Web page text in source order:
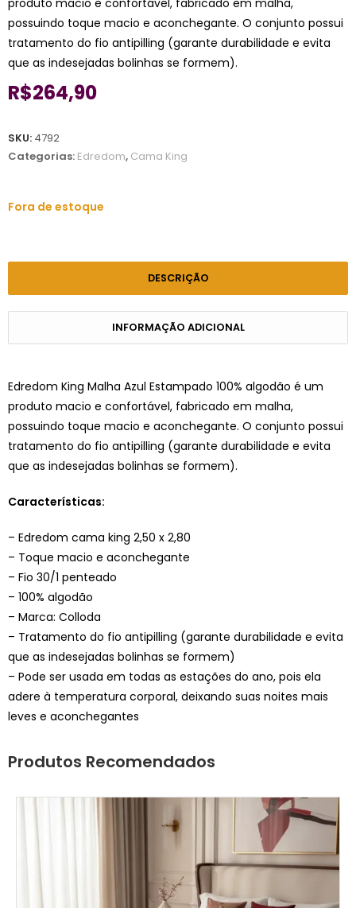
possuindo toque macio e aconchegante. O conjunto possui
tratamento do fio antipilling (garante durabilidade e evita
que as indesejadas bolinhas se formem).
R$264,90
SKU: 4792
Categorias: Edredom, Cama King
Fora de estoque
DESCRIÇÃO
INFORMAÇÃO ADICIONAL
Edredom King Malha Azul Estampado 100% algodão é um
produto macio e confortável, fabricado em malha,
possuindo toque macio e aconchegante. O conjunto possui
tratamento do fio antipilling (garante durabilidade e evita
que as indesejadas bolinhas se formem).
Características:
– Edredom cama king 2,50 x 2,80
– Toque macio e aconchegante
– Fio 30/1 penteado
– 100% algodão
– Marca: Colloda
– Tratamento do fio antipilling (garante durabilidade e evita
que as indesejadas bolinhas se formem)
– Pode ser usada em todas as estações do ano, pois ela
adere à temperatura corporal, deixando suas noites mais
leves e aconchegantes
Produtos Recomendados